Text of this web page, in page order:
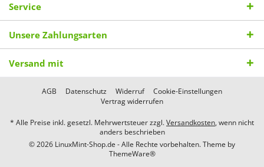
Service
Unsere Zahlungsarten
Versand mit
AGB Datenschutz Widerruf
Cookie-Einstellungen
Vertrag widerrufen
* Alle Preise inkl. gesetzl. Mehrwertsteuer zzgl.Versandkosten, wenn nicht
anders beschrieben
© 2026 LinuxMint-Shop.de - Alle Rechte vorbehalten. Theme by
ThemeWare®